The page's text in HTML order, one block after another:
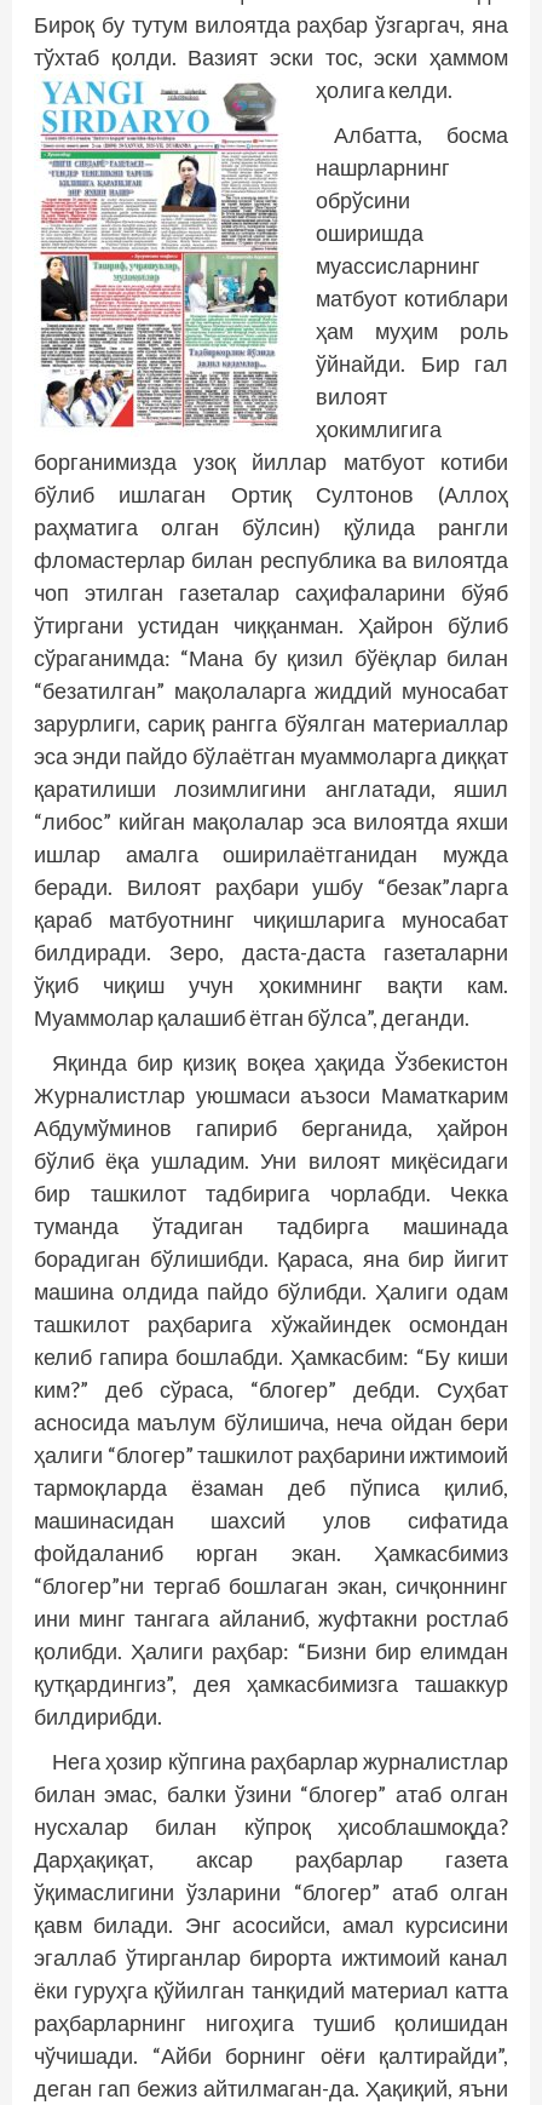
Бироқ бу тутум вилоятда раҳбар ўзгаргач, яна
тўхтаб қолди. Вазият эски тос, эски ҳаммом
ҳолига келди.
Албатта, босма
нашрларнинг
обрўсини
оширишда
муассисларнинг
матбуот котиблари
ҳам муҳим роль
ўйнайди. Бир гал
вилоят
ҳокимлигига
борганимизда узоқ йиллар матбуот котиби
бўлиб ишлаган Ортиқ Султонов (Аллоҳ
раҳматига олган бўлсин) қўлида рангли
фломастерлар билан республика ва вилоятда
чоп этилган газеталар саҳифаларини бўяб
ўтиргани устидан чиққанман. Ҳайрон бўлиб
сўраганимда: “Мана бу қизил бўёқлар билан
“безатилган” мақолаларга жиддий муносабат
зарурлиги, сариқ рангга бўялган материаллар
эса энди пайдо бўлаётган муаммоларга диққат
қаратилиши лозимлигини англатади, яшил
“либос” кийган мақолалар эса вилоятда яхши
ишлар амалга оширилаётганидан мужда
беради. Вилоят раҳбари ушбу “безак”ларга
қараб матбуотнинг чиқишларига муносабат
билдиради. Зеро, даста-даста газеталарни
ўқиб чиқиш учун ҳокимнинг вақти кам.
Муаммолар қалашиб ётган бўлса”, деганди.
Яқинда бир қизиқ воқеа ҳақида Ўзбекистон
Журналистлар уюшмаси аъзоси Маматкарим
Абдумўминов гапириб берганида, ҳайрон
бўлиб ёқа ушладим. Уни вилоят миқёсидаги
бир ташкилот тадбирига чорлабди. Чекка
туманда ўтадиган тадбирга машинада
борадиган бўлишибди. Қараса, яна бир йигит
машина олдида пайдо бўлибди. Ҳалиги одам
ташкилот раҳбарига хўжайиндек осмондан
келиб гапира бошлабди. Ҳамкасбим: “Бу киши
ким?” деб сўраса, “блогер” дебди. Суҳбат
асносида маълум бўлишича, неча ойдан бери
ҳалиги “блогер” ташкилот раҳбарини ижтимоий
тармоқларда ёзаман деб пўписа қилиб,
машинасидан шахсий улов сифатида
фойдаланиб юрган экан. Ҳамкасбимиз
“блогер”ни тергаб бошлаган экан, сичқоннинг
ини минг тангага айланиб, жуфтакни ростлаб
қолибди. Ҳалиги раҳбар: “Бизни бир елимдан
қутқардингиз”, дея ҳамкасбимизга ташаккур
билдирибди.
Нега ҳозир кўпгина раҳбарлар журналистлар
билан эмас, балки ўзини “блогер” атаб олган
нусхалар билан кўпроқ ҳисоблашмоқда?
Дарҳақиқат, аксар раҳбарлар газета
ўқимаслигини ўзларини “блогер” атаб олган
қавм билади. Энг асосийси, амал курсисини
эгаллаб ўтирганлар бирорта ижтимоий канал
ёки гуруҳга қўйилган танқидий материал катта
раҳбарларнинг нигоҳига тушиб қолишидан
чўчишади. “Айби борнинг оёғи қалтирайди”,
деган гап бежиз айтилмаган-да. Ҳақиқий, яъни